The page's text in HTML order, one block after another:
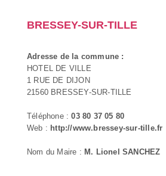
BRESSEY-SUR-TILLE
Adresse de la commune :
HOTEL DE VILLE
1 RUE DE DIJON
21560 BRESSEY-SUR-TILLE
Téléphone :03 80 37 05 80
Web : http://www.bressey-sur-tille.fr
Nom du Maire : M. Lionel SANCHEZ